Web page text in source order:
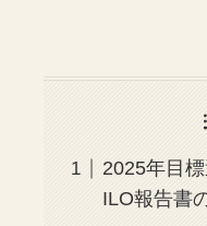
2025年目
ILO報告書